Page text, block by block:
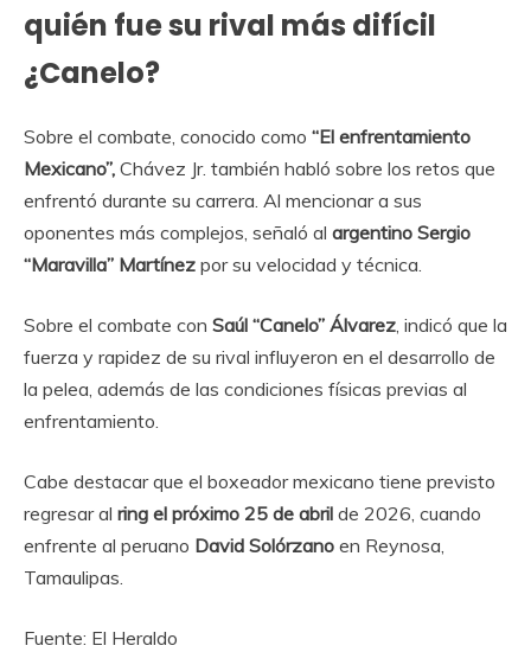
quién fue su rival más difícil
¿Canelo?
Sobre el combate, conocido como “El enfrentamiento
Mexicano”, Chávez Jr. también habló sobre los retos que
enfrentó durante su carrera. Al mencionar a sus
oponentes más complejos, señaló al argentino Sergio
“Maravilla” Martínez por su velocidad y técnica.
Sobre el combate con Saúl “Canelo” Álvarez, indicó que la
fuerza y rapidez de su rival influyeron en el desarrollo de
la pelea, además de las condiciones físicas previas al
enfrentamiento.
Cabe destacar que el boxeador mexicano tiene previsto
regresar al ring el próximo 25 de abril de 2026, cuando
enfrente al peruano David Solórzano en Reynosa,
Tamaulipas.
Fuente: El Heraldo